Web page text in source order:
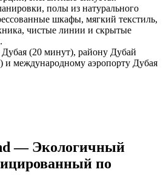
полы из натурального
шкафы, мягкий текстиль,
чистые линии и скрытые
Дубая (20 минут), району Дубай
международному аэропорту Дубая
— Экологичный
по